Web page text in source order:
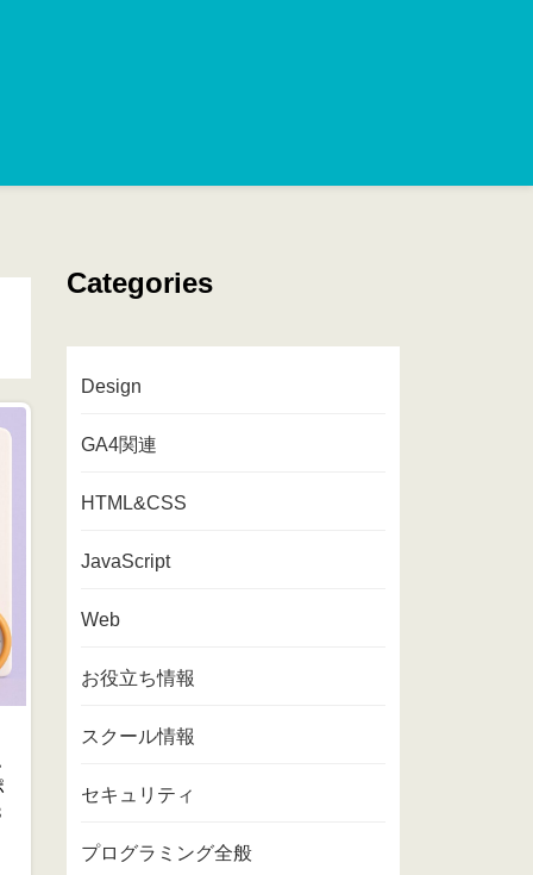
Categories
Design
GA4関連
HTML&CSS
JavaScript
Web
お役立ち情報
スクール情報
セキュリティ
プログラミング全般